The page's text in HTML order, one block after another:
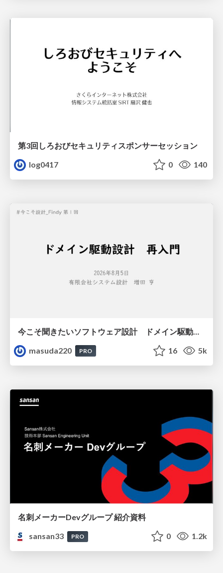
第3回しろおびセキュリティスポンサーセッション
log0417
0 140
masuda220
PRO 16 5k
名刺メーカーDevグループ 紹介資料
sansan33
PRO 0 1.2k